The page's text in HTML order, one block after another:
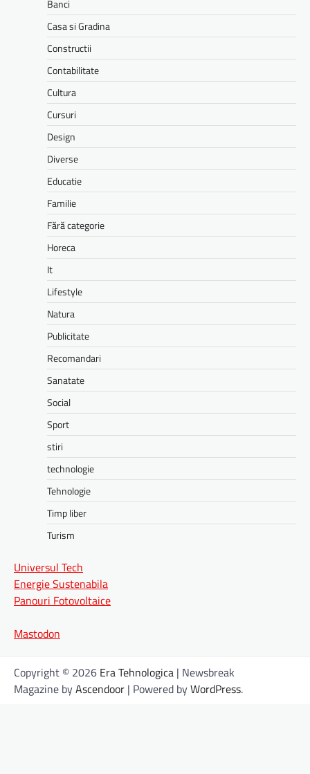
Banci
Casa si Gradina
Constructii
Contabilitate
Cultura
Cursuri
Design
Diverse
Educatie
Familie
Fără categorie
Horeca
It
Lifestyle
Natura
Publicitate
Recomandari
Sanatate
Social
Sport
stiri
technologie
Tehnologie
Timp liber
Turism
Universul Tech
Energie Sustenabila
Panouri Fotovoltaice
Mastodon
Copyright © 2026 Era Tehnologica | Newsbreak
Magazine byAscendoor | Powered byWordPress.